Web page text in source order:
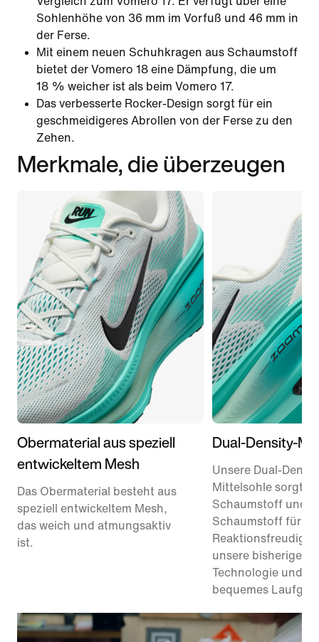
Sohlenhöhe von 36 mm im Vorfuß und 46 mm in
der Ferse.
Mit einem neuen Schuhkragen aus Schaumstoff
bietet der Vomero 18 eine Dämpfung, die um
18 % weicher ist als beim Vomero 17.
Das verbesserte Rocker-Design sorgt für ein
geschmeidigeres Abrollen von der Ferse zu den
Zehen.
Merkmale, die überzeugen
Obermaterial aus speziell
entwickeltem Mesh
Das Obermaterial besteht aus
speziell entwickeltem Mesh,
das weich und atmungsaktiv
ist.
Dual-Density-
Unsere Dual-
Mittelsohle sorgt
Schaumstoff und
Schaumstoff für
unsere bisherige
Technologie und
bequemes